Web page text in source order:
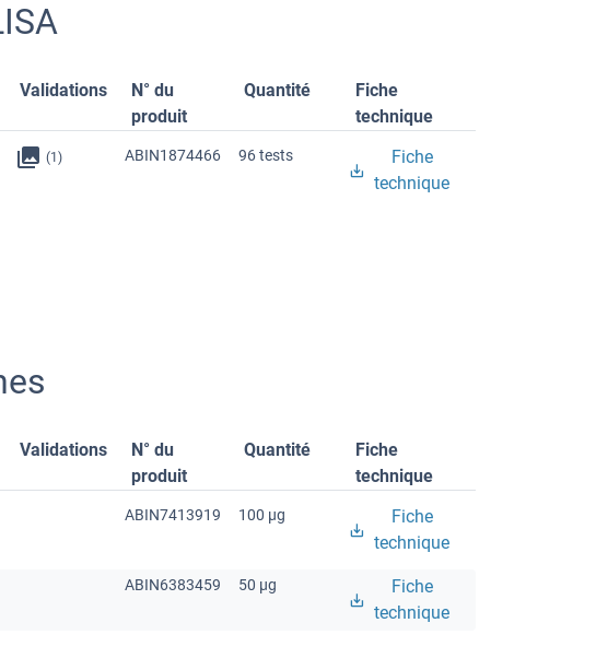
Validations
N° du
produit
Quantité
Fiche
technique
(1) ABIN1874466 96 tests
Fiche
technique
Validations
N° du
produit
Quantité
Fiche
technique
ABIN7413919 100 μg
Fiche
technique
ABIN6383459 50 μg
Fiche
technique